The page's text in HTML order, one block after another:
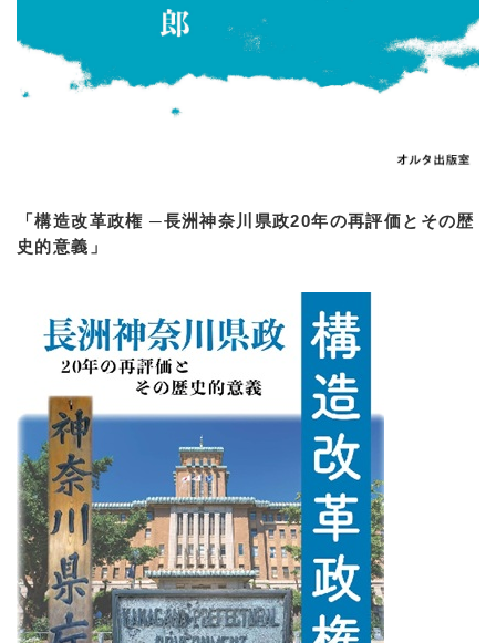
「構造改革政権 ─長洲神奈川県政20年の再評価とその歴
史的意義」